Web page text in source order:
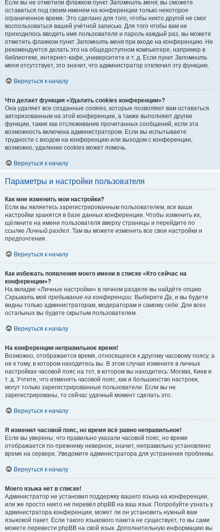
Если вы не отметили флажком пункт Запомнить меня, вы сможете
оставаться под своим именем на конференции только некоторое
ограниченное время. Это сделано для того, чтобы никто другой не смог
воспользоваться вашей учётной записью. Для того чтобы вам не
приходилось вводить имя пользователя и пароль каждый раз, вы можете
отметить флажком пункт Запомнить меня при входе на конференцию. Не
рекомендуется делать это на общедоступном компьютере, например в
библиотеке, интернет-кафе, университете и т. д. Если пункт Запомнить
меня отсутствует, это значит, что администратор отключил эту функцию.
Вернуться к началу
Что делает функция «Удалить cookies конференции»?
Она удаляет все созданные cookies, которые позволяют вам оставаться
авторизованным на этой конференции, а также выполняют другие
функции, такие как отслеживание прочитанных сообщений, если эта
возможность включена администратором. Если вы испытываете
трудности с входом на конференцию или выходом с конференции,
возможно, удаление cookies может помочь.
Вернуться к началу
Параметры и настройки пользователя
Как мне изменить мои настройки?
Если вы являетесь зарегистрированным пользователем, все ваши
настройки хранятся в базе данных конференции. Чтобы изменить их,
щёлкните на имени пользователя вверху страницы и перейдите по
ссылкеЛичный раздел. Там вы можете изменить все свои настройки и
предпочтения.
Вернуться к началу
Как избежать появления моего имени в списке «Кто сейчас на
конференции»?
На вкладке «Личные настройки» в личном разделе вы найдёте опцию
Скрывать моё пребывание на конференции. ВыберитеДа, и вы будете
видны только администраторам, модераторам и самому себе. Для всех
остальных вы будете скрытым пользователем.
Вернуться к началу
На конференции неправильное время!
Возможно, отображается время, относящееся к другому часовому поясу, а
не к тому, в котором находитесь вы. В этом случае измените в личных
настройках часовой пояс на тот, в котором вы находитесь: Москва, Киев и
т. д. Учтите, что изменять часовой пояс, как и большинство настроек,
могут только зарегистрированные пользователи. Если вы не
зарегистрированы, то сейчас удачный момент сделать это.
Вернуться к началу
Я изменил часовой пояс, но время всё равно неправильное!
Если вы уверены, что правильно указали часовой пояс, но время
отображается по-прежнему неверное, значит, неправильно установлено
время на сервере. Уведомите администратора для устранения проблемы.
Вернуться к началу
Моего языка нет в списке!
Администратор не установил поддержку вашего языка на конференции,
или же просто никто не перевёл phpBB на ваш язык. Попробуйте узнать у
администратора конференции, может ли он установить нужный вам
языковой пакет. Если такого языкового пакета не существует, то вы сами
можете перевести phpBB на свой язык. Дополнительную информацию вы